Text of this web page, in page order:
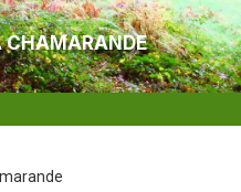
CHAMARANDE